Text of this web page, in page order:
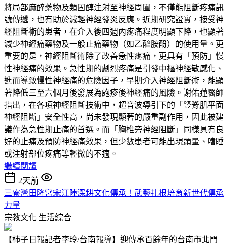
將局部麻醉藥物及類固醇注射至神經周圍，不僅能阻斷疼痛訊
號傳遞，也有助於減輕神經發炎反應。近期研究證實，接受神
經阻斷術的患者，在介入後四週內疼痛程度明顯下降，也顯著
減少神經痛藥物及一般止痛藥物（如乙醯胺酚）的使用量。更
重要的是，神經阻斷術除了改善急性疼痛，更具有「預防」慢
性神經痛的效果。急性期的劇烈疼痛是引發中樞神經敏感化、
進而導致慢性神經痛的危險因子，早期介入神經阻斷術，能顯
著降低三至六個月後發展為皰疹後神經痛的風險。謝佑蓮醫師
指出，在各項神經阻斷技術中，超音波導引下的「豎脊肌平面
神經阻斷」安全性高，尚未發現顯著的嚴重副作用，因此被建
議作為急性期止痛的首選。而「胸椎旁神經阻斷」同樣具有良
好的止痛及預防神經痛效果，但少數患者可能出現頭暈、嗜睡
或注射部位疼痛等輕微的不適。
繼續閱讀
2天前
三寮灣田隆宮宋江陣深耕文化傳承！武藝扎根培育新世代傳承
力量
宗教文化 生活綜合
【柿子日報記者李玲/台南報導】迎傳承百餘年的台南市北門